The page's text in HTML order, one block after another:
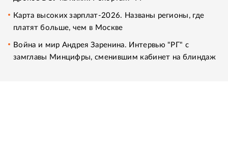
Карта высоких зарплат-2026. Названы регионы, где
платят больше, чем в Москве
Война и мир Андрея Заренина. Интервью "РГ" с
замглавы Минцифры, сменившим кабинет на блиндаж